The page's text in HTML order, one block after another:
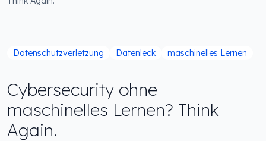
Datenschutzverletzung Datenleck maschinelles Lernen
Cybersecurity ohne
maschinelles Lernen? Think
Again.